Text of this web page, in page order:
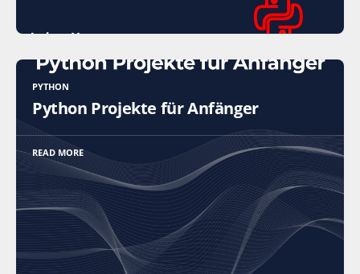
PYTHON
Python Projekte für Anfänger
READ MORE